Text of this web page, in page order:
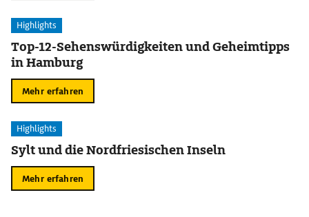
Highlights
Top-12-Sehenswürdigkeiten und Geheimtipps
in Hamburg
Mehr erfahren
Highlights
Sylt und die Nordfriesischen Inseln
Mehr erfahren